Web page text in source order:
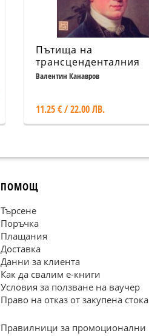
Пътища на
трансценденталния
схематизъм
Валентин Канавров
11.25 € / 22.00 ЛВ.
ПОМОЩ
Търсене
Поръчка
Плащания
Доставка
Данни за клиента
Как да свалим е-книги
Условия за ползване на ваучер
Право на отказ от закупена стока
Правилници за промоционални